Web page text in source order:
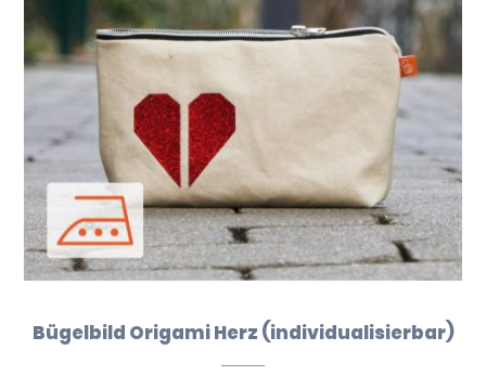
Bügelbild Origami Herz (individualisierbar)